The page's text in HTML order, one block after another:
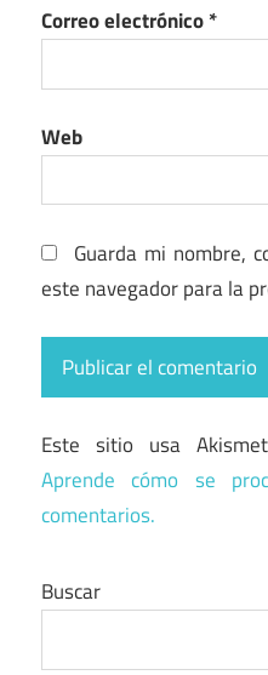
Correo electrónico*
Web
Guarda mi nombre,
este navegador para la
Este sitio usa
Aprende cómo se
comentarios.
Buscar